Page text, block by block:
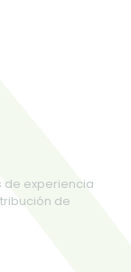
de experiencia
de